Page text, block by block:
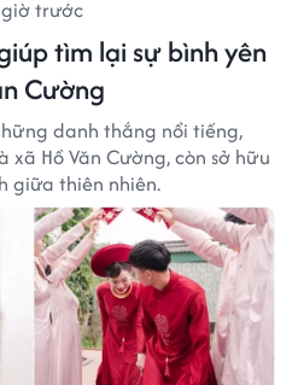
trước
tìm lại sự bình yên
Cường
danh thắng nổi tiếng,
xã Hồ Văn Cường, còn sở hữu
giữa thiên nhiên.